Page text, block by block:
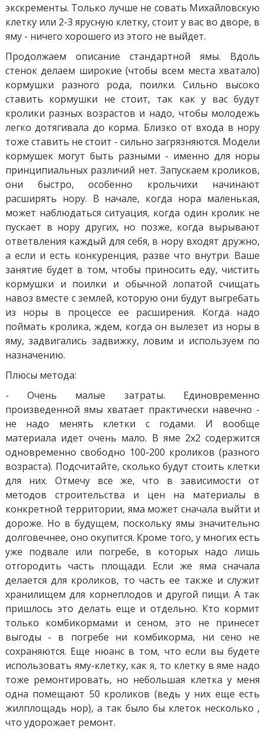
экскременты. Только лучше не совать Михайловскую
клетку или 2-3 ярусную клетку, стоит у вас во дворе, в
яму - ничего хорошего из этого не выйдет.
Продолжаем описание стандартной ямы. Вдоль
стенок делаем широкие (чтобы всем места хватало)
кормушки разного рода, поилки. Сильно высоко
ставить кормушки не стоит, так как у вас будут
кролики разных возрастов и надо, чтобы молодежь
легко дотягивала до корма. Близко от входа в нору
тоже ставить не стоит - сильно загрязняются. Модели
кормушек могут быть разными - именно для норы
принципиальных различий нет. Запускаем кроликов,
они быстро, особенно крольчихи начинают
расширять нору. В начале, когда нора маленькая,
может наблюдаться ситуация, когда один кролик не
пускает в нору других, но позже, когда вырывают
ответвления каждый для себя, в нору входят дружно,
а если и есть конкуренция, разве что внутри. Ваше
занятие будет в том, чтобы приносить еду, чистить
кормушки и поилки и обычной лопатой счищать
навоз вместе с землей, которую они будут выгребать
из норы в процессе ее расширения. Когда надо
поймать кролика, ждем, когда он вылезет из норы в
яму, задвигались задвижку, ловим и используем по
назначению.
Плюсы метода:
- Очень малые затраты. Единовременно
произведенной ямы хватает практически навечно -
не надо менять клетки с годами. И вообще
материала идет очень мало. В яме 2х2 содержится
одновременно свободно 100-200 кроликов (разного
возраста). Подсчитайте, сколько будут стоить клетки
для них. Отмечу все же, что в зависимости от
методов строительства и цен на материалы в
конкретной территории, яма может сначала выйти и
дороже. Но в будущем, поскольку ямы значительно
долговечнее, оно окупится. Кроме того, у многих есть
уже подвале или погребе, в которых надо лишь
отгородить часть площади. Если же яма сначала
делается для кроликов, то часть ее также и служит
хранилищем для корнеплодов и другой пищи. А так
пришлось это делать еще и отдельно. Кто кормит
только комбикормами и сеном, это не принесет
выгоды - в погребе ни комбикорма, ни сено не
сохраняются. Еще нюанс в том, что если вы будете
использовать яму-клетку, как я, то клетку в яме надо
тоже ремонтировать, но небольшая клетка у меня
одна помещают 50 кроликов (ведь у них еще есть
жилплощадь нор), а так было бы клеток несколько ,
что удорожает ремонт.